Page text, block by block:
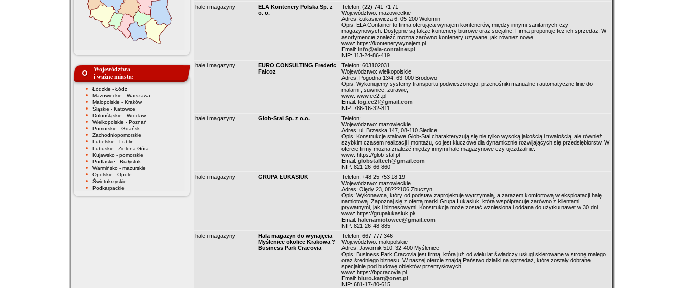
Województwa
i ważne miasta:
Łódzkie - Łódź
Mazowieckie - Warszawa
Małopolskie - Kraków
Śląskie - Katowice
Dolnośląskie - Wrocław
Wielkopolskie - Poznań
Pomorskie - Gdańsk
Zachodniopomorskie
Lubelskie - Lublin
Lubuskie - Zielona Góra
Kujawsko - pomorskie
Podlaskie - Białystok
Warmińsko - mazurskie
Opolskie - Opole
Świętokrzyskie
Podkarpackie
hale i magazyny
ELA Kontenery Polska Sp. z
o. o.
Telefon: (22) 741 71 71
Województwo: mazowieckie
Adres: Łukasiewicza 6, 05-200 Wołomin
Opis: ELA Container to firma oferująca wynajem kontenerów, między innymi sanitarnych czy
magazynowych. Dostępne są także kontenery biurowe oraz socjalne. Firma proponuje też ich sprzedaż. W
asortymencie znaleźć można zarówno kontenery używane, jak również nowe.
www: https://kontenerywynajem.pl
Email: info@ela-container.pl
NIP: 113-24-86-419
hale i magazyny
EURO CONSULTING Frederic
Falcoz
Telefon: 603102031
Województwo: wielkopolskie
Adres: Pogodna 13/4, 63-000 Brodowo
Opis: Wykonujemy systemy transportu podwieszonego, przenośniki manualne i automatyczne linie do
malarni , suwnice, żurawie,
www: www.ec2f.pl
Email: log.ec2f@gmail.com
NIP: 786-16-32-811
hale i magazyny
Glob-Stal Sp. z o.o.
Telefon:
Województwo: mazowieckie
Adres: ul. Brzeska 147, 08-110 Siedlce
Opis: Konstrukcje stalowe Glob-Stal charakteryzują się nie tylko wysoką jakością i trwałością, ale również
szybkim czasem realizacji i montażu, co jest kluczowe dla dynamicznie rozwijających się przedsiębiorstw. W
ofercie firmy można znaleźć między innymi hale magazynowe czy ujeżdżalnie.
www: https://glob-stal.pl
Email: globstaltech@gmail.com
NIP: 821-26-66-860
hale i magazyny
GRUPA ŁUKASIUK
Telefon: +48 25 753 18 19
Województwo: mazowieckie
Adres: Olędy 23, 08???106 Zbuczyn
Opis: Wykonawca, który od podstaw zaprojektuje wytrzymałą, a zarazem komfortową w eksploatacji halę
namiotową. Zapoznaj się z ofertą marki Grupa Łukasiuk, która współpracuje zarówno z klientami
prywatnymi, jak i biznesowymi. Konstrukcja może zostać wzniesiona i oddana do użytku nawet w 30 dni.
www: https://grupalukasiuk.pl/
Email: halenamiotowee@gmail.com
NIP: 821-26-48-885
hale i magazyny
Hala magazyn do wynajęcia
Myślenice okolice Krakowa ?
Business Park Cracovia
Telefon: 667 777 346
Województwo: małopolskie
Adres: Jawornik 510, 32-400 Myślenice
Opis: Business Park Cracovia jest firmą, która już od wielu lat świadczy usługi skierowane w stronę małego
oraz średniego biznesu. W naszej ofercie znajdą Państwo działki na sprzedaż, które zostały dobrane
specjalnie pod budowę obiektów przemysłowych.
www: https://bpcracovia.pl
Email: biuro.kart@onet.pl
NIP: 681-17-80-615